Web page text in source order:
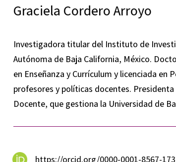
Graciela Cordero Arroyo
Investigadora titular del Instituto de
Autónoma de Baja California, México.
en Enseñanza y Currículum y licenciada en
profesores y políticas docentes.
Docente, que gestiona la Universidad de
https://orcid.org/0000-0001-8567-